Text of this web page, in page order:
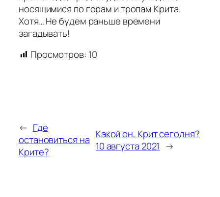
носящимися по горам и тропам Крита.
Хотя… Не будем раньше времени
загадывать!
Просмотров: 10
← Где
остановиться на
Крите?
Какой он, Крит сегодня?
10 августа 2021 →